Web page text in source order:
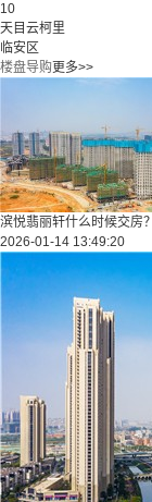
10
天目云柯里
临安区
楼盘导购更多>>
滨悦翡丽轩什么时候交房
2026-01-14 13:49:20